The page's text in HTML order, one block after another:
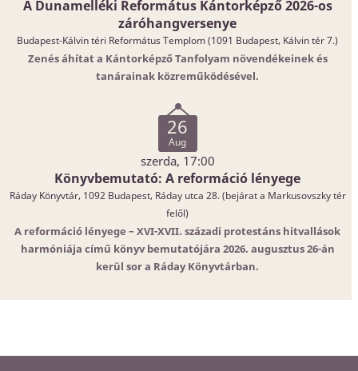
A Dunamelléki Református Kántorképző 2026-os
záróhangversenye
Budapest-Kálvin téri Református Templom (1091 Budapest, Kálvin tér 7.)
Zenés áhítat a Kántorképző Tanfolyam növendékeinek és
tanárainak közreműködésével.
26
Aug
szerda, 17:00
Könyvbemutató: A reformáció lényege
Ráday Könyvtár, 1092 Budapest, Ráday utca 28. (bejárat a Markusovszky tér
felől)
A reformáció lényege – XVI-XVII. századi protestáns hitvallások
harmóniája című könyv bemutatójára 2026. augusztus 26-án
kerül sor a Ráday Könyvtárban.